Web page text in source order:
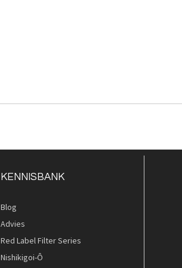
KENNISBANK
Blog
Advies
Red Label Filter Series
Nishikigoi-Ô